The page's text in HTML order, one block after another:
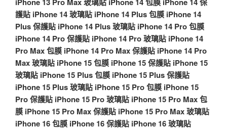
護貼 iPhone 14 玻璃貼 iPhone 14 Plus 包膜 iPhone 14
Plus 保護貼 iPhone 14 Plus 玻璃貼 iPhone 14 Pro 包膜
iPhone 14 Pro 保護貼 iPhone 14 Pro 玻璃貼 iPhone 14
Pro Max 包膜 iPhone 14 Pro Max 保護貼 iPhone 14 Pro
Max 玻璃貼 iPhone 15 包膜 iPhone 15 保護貼 iPhone 15
玻璃貼 iPhone 15 Plus 包膜 iPhone 15 Plus 保護貼
iPhone 15 Plus 玻璃貼 iPhone 15 Pro 包膜 iPhone 15
Pro 保護貼 iPhone 15 Pro 玻璃貼 iPhone 15 Pro Max 包
膜 iPhone 15 Pro Max 保護貼 iPhone 15 Pro Max 玻璃貼
iPhone 16 包膜 iPhone 16 保護貼 iPhone 16 玻璃貼